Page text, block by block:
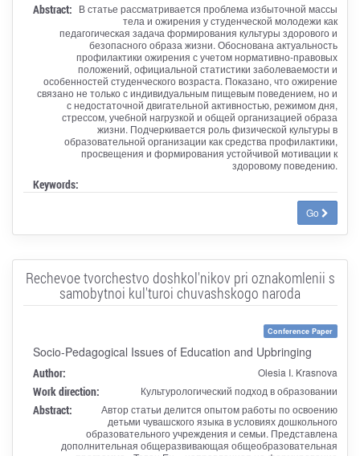
Abstract: В статье рассматривается проблема избыточной массы
тела и ожирения у студенческой молодежи как
педагогическая задача формирования культуры здорового и
безопасного образа жизни. Обоснована актуальность
профилактики ожирения с учетом нормативно-правовых
положений, официальной статистики заболеваемости и
особенностей студенческого возраста. Показано, что ожирение
связано не только с индивидуальным пищевым поведением, но и
с недостаточной двигательной активностью, режимом дня,
стрессом, учебной нагрузкой и общей организацией образа
жизни. Подчеркивается роль физической культуры в
образовательной организации как средства профилактики,
просвещения и формирования устойчивой мотивации к
здоровому поведению.
Keywords:
Go
Rechevoe tvorchestvo doshkol'nikov pri oznakomlenii s
samobytnoi kul'turoi chuvashskogo naroda
Conference Paper
Socio-Pedagogical Issues of Education and Upbringing
Author: Olesia I. Krasnova
Work direction: Культурологический подход в образовании
Abstract:
Автор статьи делится опытом работы по освоению
детьми чувашского языка в условиях дошкольного
образовательного учреждения и семьи. Представлена
дополнительная общеразвивающая общеобразовательная